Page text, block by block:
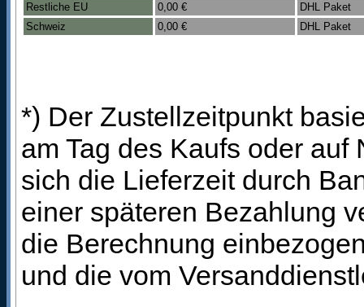
Restliche EU
0,00 €
DHL Paket
Schweiz
0,00 € DHL Paket
*) Der Zustellzeitpunkt
am Tag des Kaufs oder
sich die Lieferzeit durch
einer späteren Bezahlung
die Berechnung
und die vom